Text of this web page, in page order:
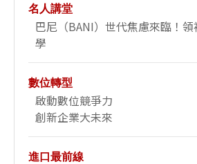
名人講堂
巴尼（BANI）世代焦慮來臨！
學
數位轉型
啟動數位競爭力
創新企業大未來
進口最前線